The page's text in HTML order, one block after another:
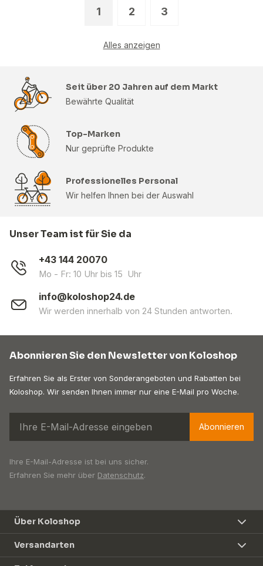
1 2 3
Alles anzeigen
Seit über 20 Jahren auf dem Markt
Bewährte Qualität
Top-Marken
Nur geprüfte Produkte
Professionelles Personal
Wir helfen Ihnen bei der Auswahl
Unser Team ist für Sie da
+43 144 20070
Mo - Fr: 10 Uhr bis 15 Uhr
info@koloshop24.de
Wir werden innerhalb von 24 Stunden antworten.
Abonnieren Sie den Newsletter von Koloshop
Erfahren Sie als Erster von Sonderangeboten und Rabatten bei
Koloshop. Wir senden Ihnen immer nur eine E-Mail pro Woche.
Abonnieren
Ihre E-Mail-Adresse ist bei uns sicher.
Erfahren Sie mehr über Datenschutz.
Über Koloshop
Versandarten